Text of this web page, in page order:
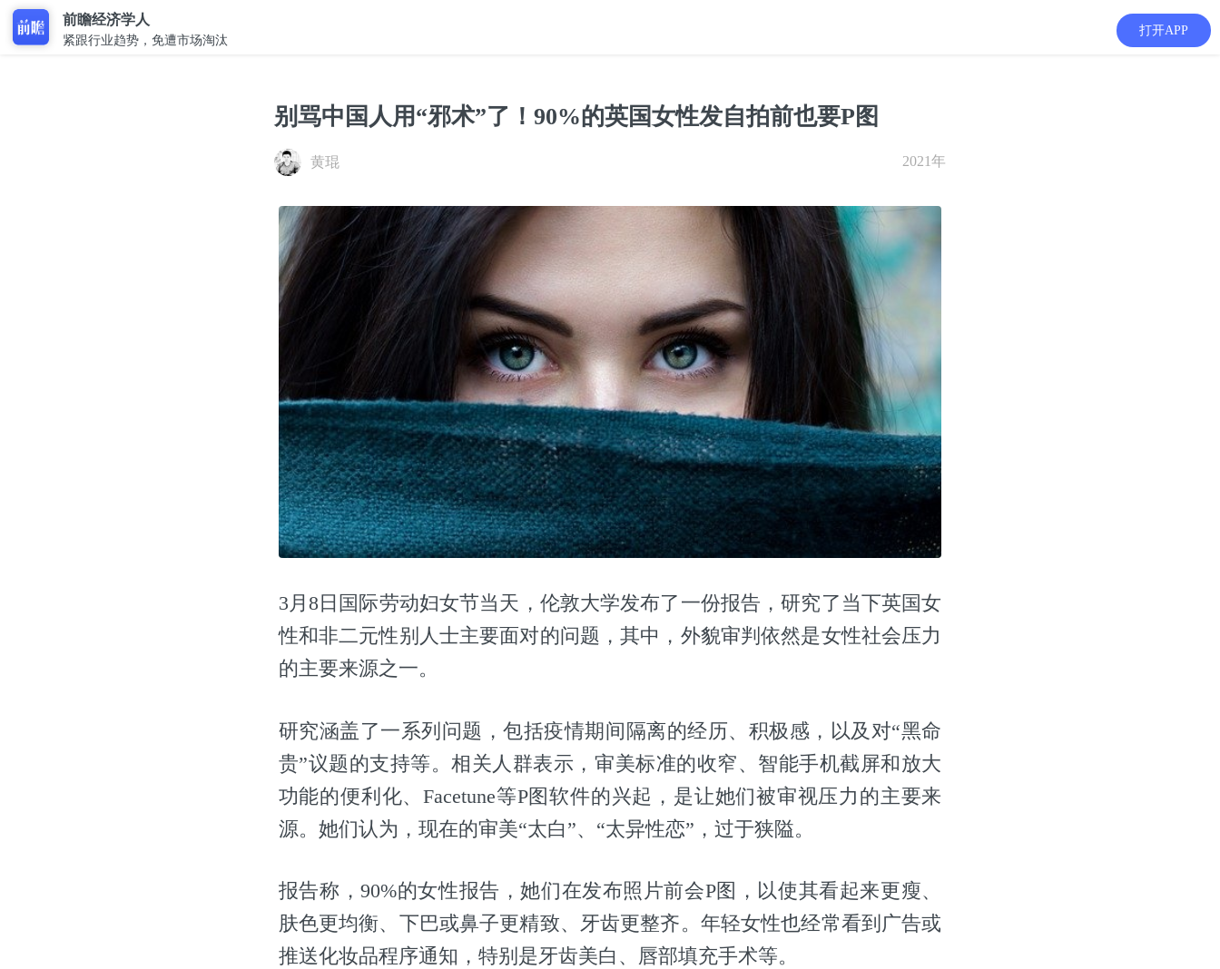
前瞻经济学人
紧跟行业趋势，免遭市场淘汰
打开APP
别骂中国人用“邪术”了！90%的英国女性发自拍前也要P图
黄琨 2021年
3月8日国际劳动妇女节当天，伦敦大学发布了一份报告，研究了当下英国女
性和非二元性别人士主要面对的问题，其中，外貌审判依然是女性社会压力
的主要来源之一。
研究涵盖了一系列问题，包括疫情期间隔离的经历、积极感，以及对“黑命
贵”议题的支持等。相关人群表示，审美标准的收窄、智能手机截屏和放大
功能的便利化、Facetune等P图软件的兴起，是让她们被审视压力的主要来
源。她们认为，现在的审美“太白”、“太异性恋”，过于狭隘。
报告称，90%的女性报告，她们在发布照片前会P图，以使其看起来更瘦、
肤色更均衡、下巴或鼻子更精致、牙齿更整齐。年轻女性也经常看到广告或
推送化妆品程序通知，特别是牙齿美白、唇部填充手术等。